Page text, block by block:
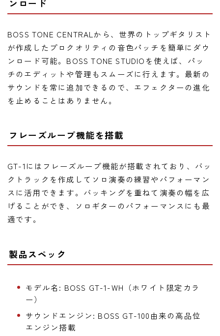
ンロード
BOSS TONE CENTRALから、世界のトップギタリスト
が作成したプロクオリティの音色パッチを簡単にダウ
ンロード可能。BOSS TONE STUDIOを使えば、パッ
チのエディットや管理もスムーズに行えます。最新の
サウンドを常に追加できるので、エフェクターの進化
を止めることはありません。
フレーズループ機能を搭載
GT-1にはフレーズループ機能が搭載されており、バッ
クトラックを作成してソロ演奏の練習やパフォーマン
スに活用できます。バッキングを重ねて演奏の幅を広
げることができ、ソロギターのパフォーマンスにも最
適です。
製品スペック
モデル名: BOSS GT-1-WH（ホワイト限定カラ
ー）
サウンドエンジン: BOSS GT-100由来の高品位
エンジン搭載